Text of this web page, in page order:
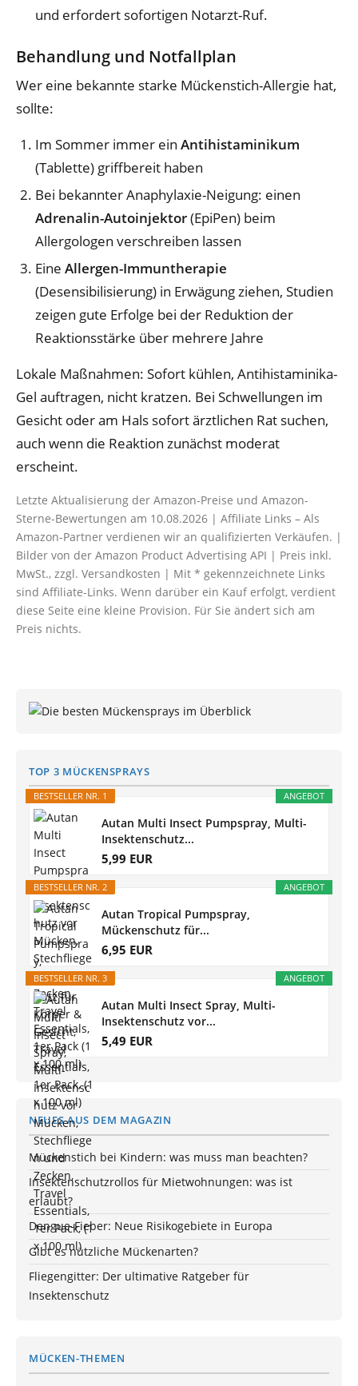
und erfordert sofortigen Notarzt-Ruf.
Behandlung und Notfallplan
Wer eine bekannte starke Mückenstich-Allergie hat,
sollte:
Im Sommer immer ein Antihistaminikum
(Tablette) griffbereit haben
Bei bekannter Anaphylaxie-Neigung: einen
Adrenalin-Autoinjektor(EpiPen) beim
Allergologen verschreiben lassen
Eine Allergen-Immuntherapie
(Desensibilisierung) in Erwägung ziehen, Studien
zeigen gute Erfolge bei der Reduktion der
Reaktionsstärke über mehrere Jahre
Lokale Maßnahmen: Sofort kühlen, Antihistaminika-
Gel auftragen, nicht kratzen. Bei Schwellungen im
Gesicht oder am Hals sofort ärztlichen Rat suchen,
auch wenn die Reaktion zunächst moderat
erscheint.
Letzte Aktualisierung der Amazon-Preise und Amazon-
Sterne-Bewertungen am 10.08.2026 | Affiliate Links – Als
Amazon-Partner verdienen wir an qualifizierten Verkäufen. |
Bilder von der Amazon Product Advertising API | Preis inkl.
MwSt., zzgl. Versandkosten | Mit * gekennzeichnete Links
sind Affiliate-Links. Wenn darüber ein Kauf erfolgt, verdient
diese Seite eine kleine Provision. Für Sie ändert sich am
Preis nichts.
TOP 3 MÜCKENSPRAYS
ANGEBOT
BESTSELLER NR. 1
Autan Multi Insect Pumpspray, Multi-
Insektenschutz...
5,99 EUR
ANGEBOT
BESTSELLER NR. 2
Autan Tropical Pumpspray,
Mückenschutz für...
6,95 EUR
ANGEBOT
BESTSELLER NR. 3
Autan Multi Insect Spray, Multi-
Insektenschutz vor...
5,49 EUR
NEUES AUS DEM MAGAZIN
Mückenstich bei Kindern: was muss man beachten?
Insektenschutzrollos für Mietwohnungen: was ist
erlaubt?
Dengue-Fieber: Neue Risikogebiete in Europa
Gibt es nützliche Mückenarten?
Fliegengitter: Der ultimative Ratgeber für
Insektenschutz
MÜCKEN-THEMEN